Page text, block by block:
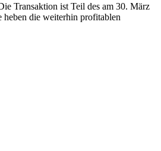
Transaktion ist Teil des am 30. März
die weiterhin profitablen